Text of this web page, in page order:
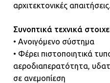
αρχιτεκτονικές απαιτήσεις.
Συνοπτικά τεχνικά
• Ανοιγόμενο σύστημα
• Φέρει πιστοποιητικά
αεροδιαπερατότητα,
σε ανεμοπίεση